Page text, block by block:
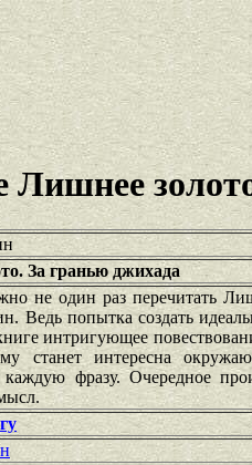
Лишнее
За гранью джихада
не один раз перечитать
Ведь попытка создать
интригующее
станет интересна
каждую фразу. Очередное